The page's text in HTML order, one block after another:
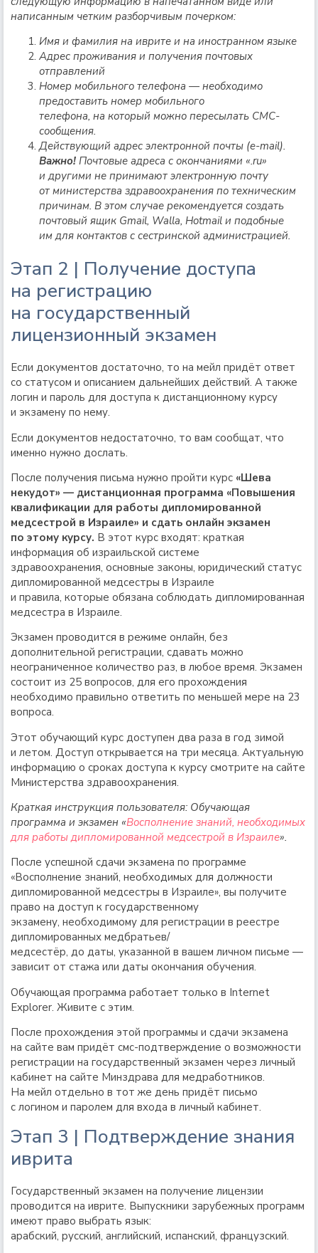
написанным четким разборчивым почерком:
Имя и фамилия на иврите и на иностранном языке
Адрес проживания и получения почтовых
отправлений
Номер мобильного телефона — необходимо
предоставить номер мобильного
телефона, на который можно пересылать СМС-
сообщения.
Действующий адрес электронной почты (e-mail).
Важно! Почтовые адреса с окончаниями «.ru»
и другими не принимают электронную почту
от министерства здравоохранения по техническим
причинам. В этом случае рекомендуется создать
почтовый ящик Gmail, Walla, Hotmail и подобные
им для контактов с сестринской администрацией.
Этап 2 | Получение доступа
на регистрацию
на государственный
лицензионный экзамен
Если документов достаточно, то на мейл придёт ответ
со статусом и описанием дальнейших действий. А также
логин и пароль для доступа к дистанционному курсу
и экзамену по нему.
Если документов недостаточно, то вам сообщат, что
именно нужно дослать.
После получения письма нужно пройти курс «Шева
некудот» — дистанционная программа «Повышения
квалификации для работы дипломированной
медсестрой в Израиле» и сдать онлайн экзамен
по этому курсу. В этот курс входят: краткая
информация об израильской системе
здравоохранения, основные законы, юридический статус
дипломированной медсестры в Израиле
и правила, которые обязана соблюдать дипломированная
медсестра в Израиле.
Экзамен проводится в режиме онлайн, без
дополнительной регистрации, сдавать можно
неограниченное количество раз, в любое время. Экзамен
состоит из 25 вопросов, для его прохождения
необходимо правильно ответить по меньшей мере на 23
вопроса.
Этот обучающий курс доступен два раза в год зимой
и летом. Доступ открывается на три месяца. Актуальную
информацию о сроках доступа к курсу смотрите на сайте
Министерства здравоохранения.
Краткая инструкция пользователя: Обучающая
программа и экзамен «Восполнение знаний, необходимых
для работы дипломированной медсестрой в Израиле».
После успешной сдачи экзамена по программе
«Восполнение знаний, необходимых для должности
дипломированной медсестры в Израиле», вы получите
право на доступ к государственному
экзамену, необходимому для регистрации в реестре
дипломированных медбратьев/
медсестёр, до даты, указанной в вашем личном письме —
зависит от стажа или даты окончания обучения.
Обучающая программа работает только в Internet
Explorer. Живите с этим.
После прохождения этой программы и сдачи экзамена
на сайте вам придёт смс-подтверждение о возможности
регистрации на государственный экзамен через личный
кабинет на сайте Минздрава для медработников.
На мейл отдельно в тот же день придёт письмо
с логином и паролем для входа в личный кабинет.
Этап 3 | Подтверждение знания
иврита
Государственный экзамен на получение лицензии
проводится на иврите. Выпускники зарубежных программ
имеют право выбрать язык:
арабский, русский, английский, испанский, французский.